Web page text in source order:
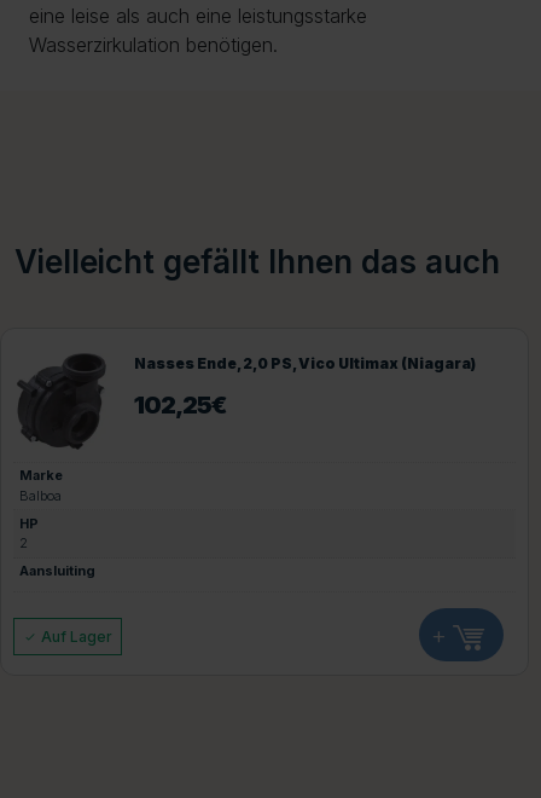
eine leise als auch eine leistungsstarke
Wasserzirkulation benötigen.
Vielleicht gefällt Ihnen das auch
Nasses Ende, 2,0 PS, Vico Ultimax (Niagara)
102,25€
Marke
Balboa
HP
2
Aansluiting
Auf Lager +